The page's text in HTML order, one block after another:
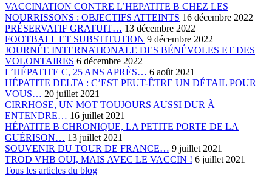
VACCINATION CONTRE L’HEPATITE B CHEZ LES
NOURRISSONS : OBJECTIFS ATTEINTS 16 décembre 2022
PRÉSERVATIF GRATUIT… 13 décembre 2022
FOOTBALL ET SUBSTITUTION 9 décembre 2022
JOURNÉE INTERNATIONALE DES BÉNÉVOLES ET DES
VOLONTAIRES 6 décembre 2022
L’HÉPATITE C, 25 ANS APRÈS… 6 août 2021
HÉPATITE DELTA : C’EST PEUT-ÊTRE UN DÉTAIL POUR
VOUS… 20 juillet 2021
CIRRHOSE, UN MOT TOUJOURS AUSSI DUR À
ENTENDRE… 16 juillet 2021
HÉPATITE B CHRONIQUE, LA PETITE PORTE DE LA
GUÉRISON… 13 juillet 2021
SOUVENIR DU TOUR DE FRANCE… 9 juillet 2021
TROD VHB OUI, MAIS AVEC LE VACCIN ! 6 juillet 2021
Tous les articles du blog